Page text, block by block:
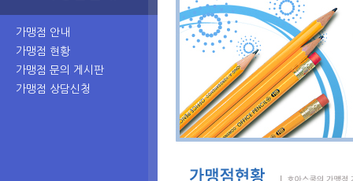
가맹점 안내
가맹점 현황
가맹점 문의 게시판
가맹점 상담신청